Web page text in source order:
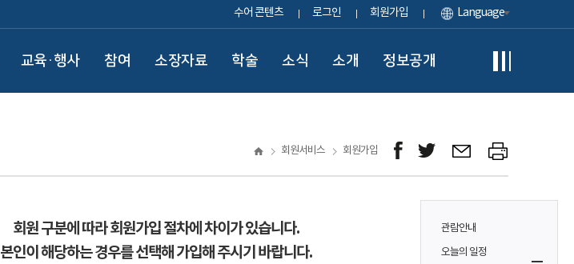
수어 콘텐츠 로그인 회원가입 Language
교육·행사 참여 소장자료 학술 소식 소개 정보공개
회원서비스 회원가입
회원 구분에 따라 회원가입 절차에 차이가 있습니다.
본인이 해당하는 경우를 선택해 가입해 주시기 바랍니다.
관람안내
오늘의 일정